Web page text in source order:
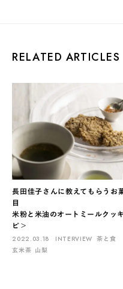
RELATED ARTICLES
長田佳子さんに教えてもらうお
目
米粉と米油のオートミールクッ
ピ＞
2022.03.18 INTERVIEW 茶と食
玄米茶 山梨